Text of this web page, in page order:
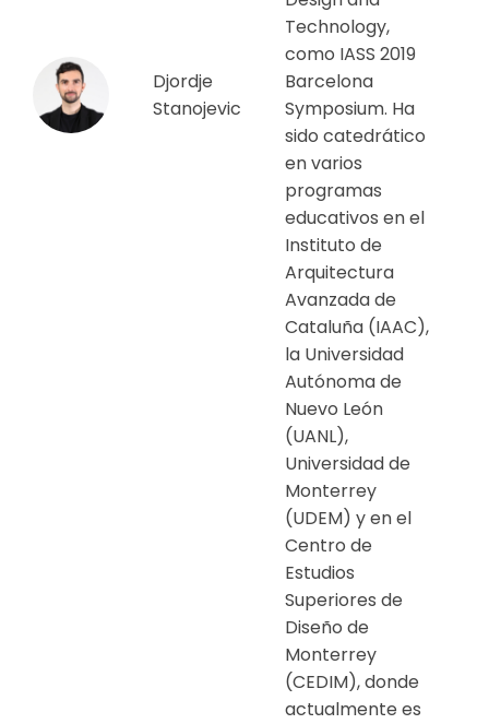
Djordje
Stanojevic
Technology,
como IASS 2019
Barcelona
Symposium. Ha
sido catedrático
en varios
programas
educativos en el
Instituto de
Arquitectura
Avanzada de
Cataluña (IAAC),
la Universidad
Autónoma de
Nuevo León
(UANL),
Universidad de
Monterrey
(UDEM) y en el
Centro de
Estudios
Superiores de
Diseño de
Monterrey
(CEDIM), donde
actualmente es